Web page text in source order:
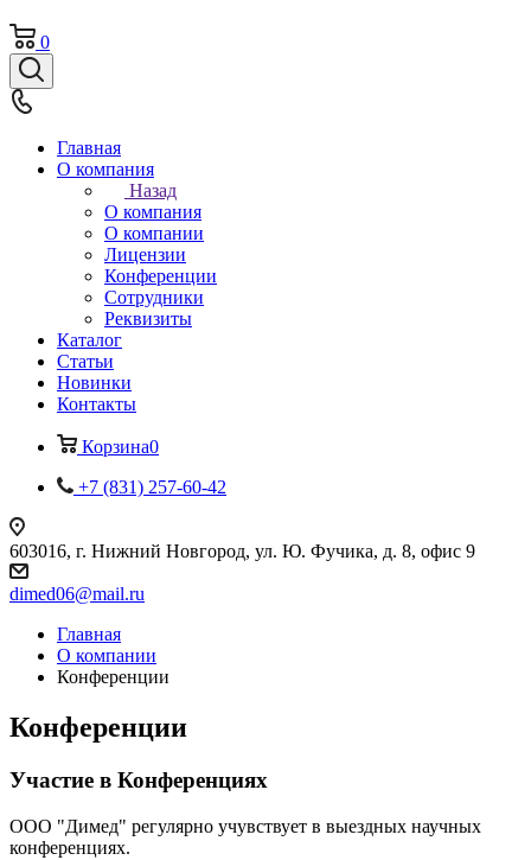
0
Главная
О компания
Назад
О компания
О компании
Лицензии
Конференции
Сотрудники
Реквизиты
Каталог
Статьи
Новинки
Контакты
Корзина0
+7 (831) 257-60-42
603016, г. Нижний Новгород, ул. Ю. Фучика, д. 8, офис 9
dimed06@mail.ru
Главная
О компании
Конференции
Конференции
Участие в Конференциях
ООО "Димед" регулярно учувствует в выездных научных
конференциях.